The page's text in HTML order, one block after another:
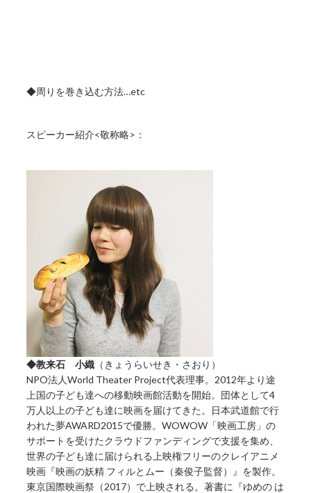
◆周りを巻き込む方法…etc
スピーカー紹介<敬称略>：
◆教来石 小織 （きょうらいせき・さおり）
NPO法人World Theater Project代表理事。2012年より途
上国の子ども達への移動映画館活動を開始。団体として4
万人以上の子ども達に映画を届けてきた。日本武道館で行
われた夢AWARD2015で優勝。WOWOW「映画工房」の
サポートを受けたクラウドファンディングで支援を集め、
世界の子ども達に届けられる上映権フリーのクレイアニメ
映画『映画の妖精 フィルとムー（秦俊子監督）』を製作。
東京国際映画祭（2017）で上映される。著書に『ゆめの は